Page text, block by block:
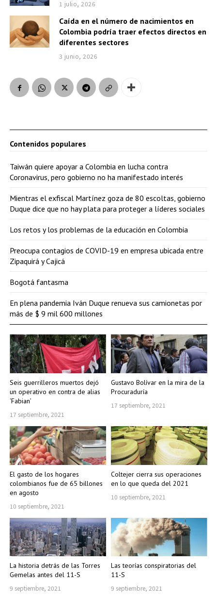
1 julio, 2026
Caída en el número de nacimientos en
Colombia podría traer efectos directos en
diferentes sectores
3 junio, 2026
Seis guerrilleros muertos dejó
un operativo en contra de alias
‘Fabian’
17 septiembre, 2021
Gustavo Bolívar en la mira de la
Procuraduría
17 septiembre, 2021
El gasto de los hogares
colombianos fue de 65 billones
en agosto
10 septiembre, 2021
Coltejer cierra sus operaciones
en lo que queda del 2021
10 septiembre, 2021
La historia detrás de las Torres
Gemelas antes del 11-S
9 septiembre, 2021
Las teorías conspiratorias del
11-S
9 septiembre, 2021
Contenidos populares
Taiwán quiere apoyar a Colombia en lucha contra
Coronavirus, pero gobierno no ha manifestado interés
Mientras el exfiscal Martínez goza de 80 escoltas, gobierno
Duque dice que no hay plata para proteger a líderes sociales
Los retos y los problemas de la educación en Colombia
Preocupa contagios de COVID-19 en empresa ubicada entre
Zipaquirá y Cajicá
Bogotá fantasma
En plena pandemia Iván Duque renueva sus camionetas por
más de $ 9 mil 600 millones